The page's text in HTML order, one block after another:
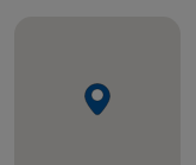
Parasio, arrivando
panorami sono
tracciato